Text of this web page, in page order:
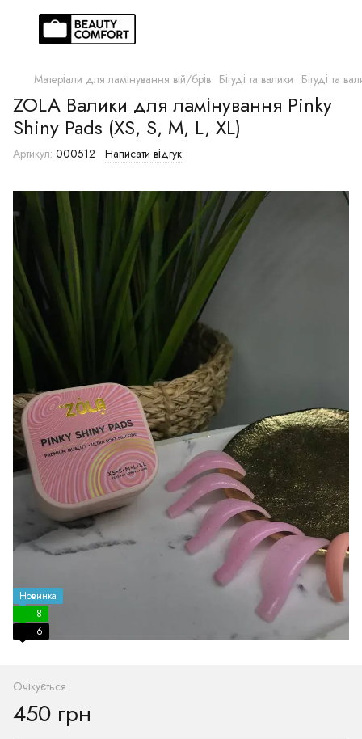
Матеріали для ламінування вій/брів Бігуді та валики Бігуді та
ZOLA Валики для ламінування Pinky
Shiny Pads (XS, S, M, L, XL)
Артикул: 000512 Написати відгук
Новинка
8
6
Очікується
450 грн